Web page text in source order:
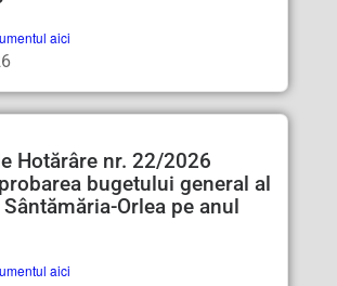
aici
Hotărâre nr. 22/2026
bugetului general al
Orlea pe anul
aici